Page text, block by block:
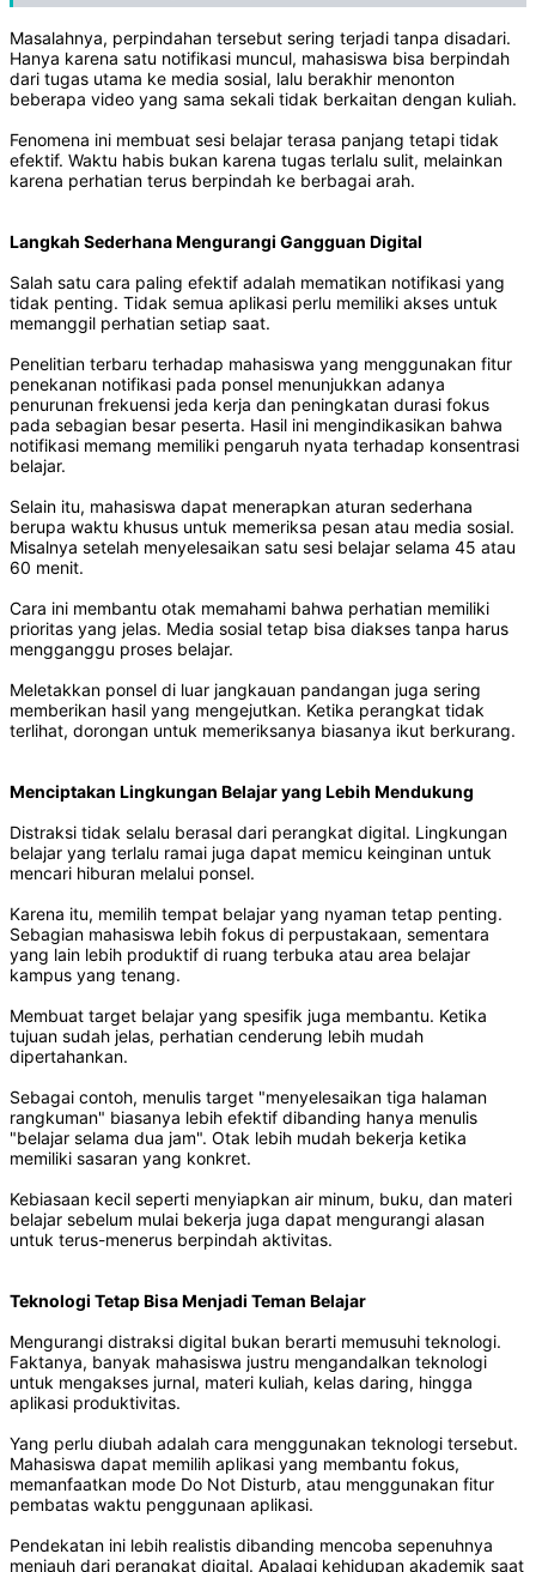
Masalahnya, perpindahan tersebut sering terjadi tanpa disadari.
Hanya karena satu notifikasi muncul, mahasiswa bisa berpindah
dari tugas utama ke media sosial, lalu berakhir menonton
beberapa video yang sama sekali tidak berkaitan dengan kuliah.
Fenomena ini membuat sesi belajar terasa panjang tetapi tidak
efektif. Waktu habis bukan karena tugas terlalu sulit, melainkan
karena perhatian terus berpindah ke berbagai arah.
Langkah Sederhana Mengurangi Gangguan Digital
Salah satu cara paling efektif adalah mematikan notifikasi yang
tidak penting. Tidak semua aplikasi perlu memiliki akses untuk
memanggil perhatian setiap saat.
Penelitian terbaru terhadap mahasiswa yang menggunakan fitur
penekanan notifikasi pada ponsel menunjukkan adanya
penurunan frekuensi jeda kerja dan peningkatan durasi fokus
pada sebagian besar peserta. Hasil ini mengindikasikan bahwa
notifikasi memang memiliki pengaruh nyata terhadap konsentrasi
belajar.
Selain itu, mahasiswa dapat menerapkan aturan sederhana
berupa waktu khusus untuk memeriksa pesan atau media sosial.
Misalnya setelah menyelesaikan satu sesi belajar selama 45 atau
60 menit.
Cara ini membantu otak memahami bahwa perhatian memiliki
prioritas yang jelas. Media sosial tetap bisa diakses tanpa harus
mengganggu proses belajar.
Meletakkan ponsel di luar jangkauan pandangan juga sering
memberikan hasil yang mengejutkan. Ketika perangkat tidak
terlihat, dorongan untuk memeriksanya biasanya ikut berkurang.
Menciptakan Lingkungan Belajar yang Lebih Mendukung
Distraksi tidak selalu berasal dari perangkat digital. Lingkungan
belajar yang terlalu ramai juga dapat memicu keinginan untuk
mencari hiburan melalui ponsel.
Karena itu, memilih tempat belajar yang nyaman tetap penting.
Sebagian mahasiswa lebih fokus di perpustakaan, sementara
yang lain lebih produktif di ruang terbuka atau area belajar
kampus yang tenang.
Membuat target belajar yang spesifik juga membantu. Ketika
tujuan sudah jelas, perhatian cenderung lebih mudah
dipertahankan.
Sebagai contoh, menulis target "menyelesaikan tiga halaman
rangkuman" biasanya lebih efektif dibanding hanya menulis
"belajar selama dua jam". Otak lebih mudah bekerja ketika
memiliki sasaran yang konkret.
Kebiasaan kecil seperti menyiapkan air minum, buku, dan materi
belajar sebelum mulai bekerja juga dapat mengurangi alasan
untuk terus-menerus berpindah aktivitas.
Teknologi Tetap Bisa Menjadi Teman Belajar
Mengurangi distraksi digital bukan berarti memusuhi teknologi.
Faktanya, banyak mahasiswa justru mengandalkan teknologi
untuk mengakses jurnal, materi kuliah, kelas daring, hingga
aplikasi produktivitas.
Yang perlu diubah adalah cara menggunakan teknologi tersebut.
Mahasiswa dapat memilih aplikasi yang membantu fokus,
memanfaatkan mode Do Not Disturb, atau menggunakan fitur
pembatas waktu penggunaan aplikasi.
Pendekatan ini lebih realistis dibanding mencoba sepenuhnya
menjauh dari perangkat digital. Apalagi kehidupan akademik saat